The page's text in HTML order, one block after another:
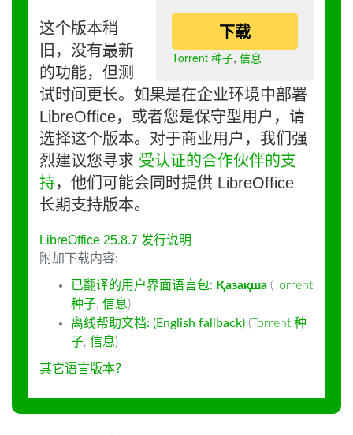
下载
Torrent 种子, 信息
这个版本稍
旧，没有最新
的功能，但测
试时间更长。如果是在企业环境中部署
LibreOffice，或者您是保守型用户，请
选择这个版本。对于商业用户，我们强
烈建议您寻求 受认证的合作伙伴的支
持，他们可能会同时提供 LibreOffice
长期支持版本。
LibreOffice 25.8.7 发行说明
附加下载内容:
已翻译的用户界面语言包: Қазақша (Torrent
种子, 信息)
离线帮助文档: (English fallback) (Torrent 种
子, 信息)
其它语言版本？